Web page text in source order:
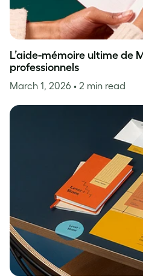
L’aide-mémoire ultime de
professionnels
March 1, 2026 • 2 min read